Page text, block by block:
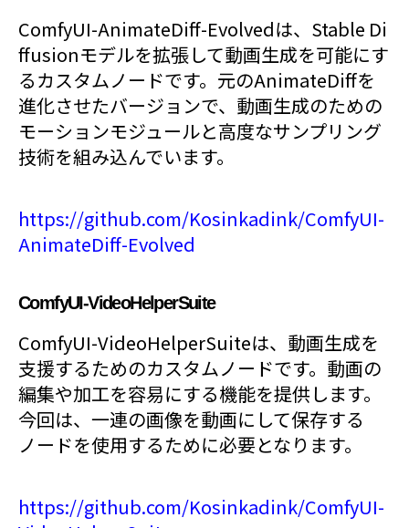
ComfyUI-AnimateDiff-Evolvedは、Stable Di
ffusionモデルを拡張して動画生成を可能にす
るカスタムノードです。元のAnimateDiffを
進化させたバージョンで、動画生成のための
モーションモジュールと高度なサンプリング
技術を組み込んでいます。
https://github.com/Kosinkadink/ComfyUI-
AnimateDiff-Evolved
ComfyUI-VideoHelperSuite
ComfyUI-VideoHelperSuiteは、動画生成を
支援するためのカスタムノードです。動画の
編集や加工を容易にする機能を提供します。
今回は、一連の画像を動画にして保存する
ノードを使用するために必要となります。
https://github.com/Kosinkadink/ComfyUI-